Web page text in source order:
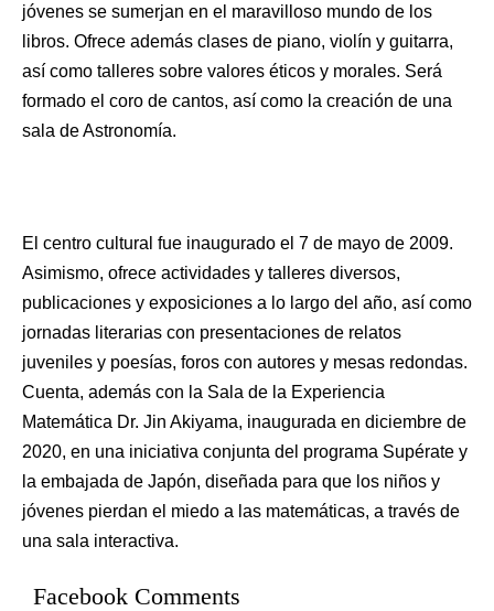
jóvenes se sumerjan en el maravilloso mundo de los
libros. Ofrece además clases de piano, violín y guitarra,
así como talleres sobre valores éticos y morales. Será
formado el coro de cantos, así como la creación de una
sala de Astronomía.
El centro cultural fue inaugurado el 7 de mayo de 2009.
Asimismo, ofrece actividades y talleres diversos,
publicaciones y exposiciones a lo largo del año, así como
jornadas literarias con presentaciones de relatos
juveniles y poesías, foros con autores y mesas redondas.
Cuenta, además con la Sala de la Experiencia
Matemática Dr. Jin Akiyama, inaugurada en diciembre de
2020, en una iniciativa conjunta del programa Supérate y
la embajada de Japón, diseñada para que los niños y
jóvenes pierdan el miedo a las matemáticas, a través de
una sala interactiva.
Facebook Comments